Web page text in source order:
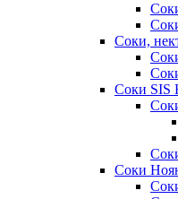
Соки,
Соки SIS
Соки